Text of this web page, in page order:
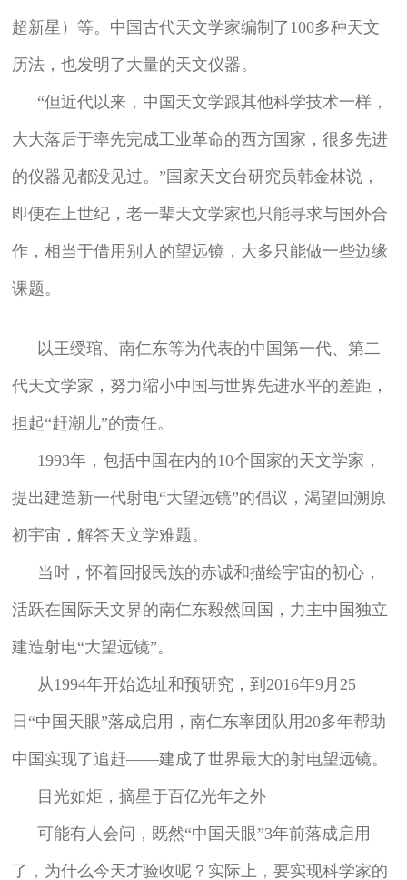
超新星）等。中国古代天文学家编制了100多种天文
历法，也发明了大量的天文仪器。
“但近代以来，中国天文学跟其他科学技术一样，
大大落后于率先完成工业革命的西方国家，很多先进
的仪器见都没见过。”国家天文台研究员韩金林说，
即便在上世纪，老一辈天文学家也只能寻求与国外合
作，相当于借用别人的望远镜，大多只能做一些边缘
课题。
以王绶琯、南仁东等为代表的中国第一代、第二
代天文学家，努力缩小中国与世界先进水平的差距，
担起“赶潮儿”的责任。
1993年，包括中国在内的10个国家的天文学家，
提出建造新一代射电“大望远镜”的倡议，渴望回溯原
初宇宙，解答天文学难题。
当时，怀着回报民族的赤诚和描绘宇宙的初心，
活跃在国际天文界的南仁东毅然回国，力主中国独立
建造射电“大望远镜”。
从1994年开始选址和预研究，到2016年9月25
日“中国天眼”落成启用，南仁东率团队用20多年帮助
中国实现了追赶——建成了世界最大的射电望远镜。
目光如炬，摘星于百亿光年之外
可能有人会问，既然“中国天眼”3年前落成启用
了，为什么今天才验收呢？实际上，要实现科学家的